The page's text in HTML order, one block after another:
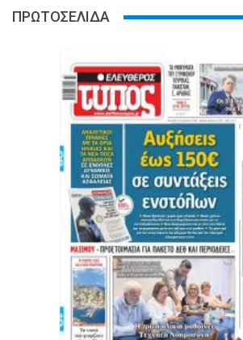
ΠΡΩΤΟΣΕΛΙΔΑ